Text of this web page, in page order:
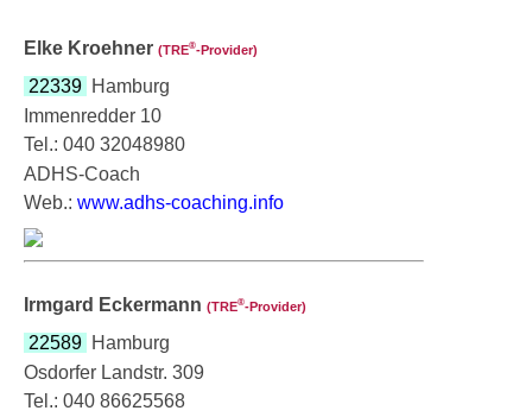
Elke Kroehner (TRE®‑Provider)
22339 Hamburg
Immenredder 10
Tel.: 040 32048980
ADHS-Coach
Web.: www.adhs-coaching.info
Irmgard Eckermann (TRE®‑Provider)
22589 Hamburg
Osdorfer Landstr. 309
Tel.: 040 86625568